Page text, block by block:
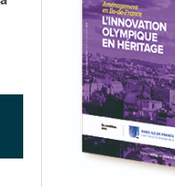
pour
ABF, ZAC : F. Vauglin détaille sa
pour l’urbanisme parisien- 17
de la tech et de la finance
marché de la location de luxe-